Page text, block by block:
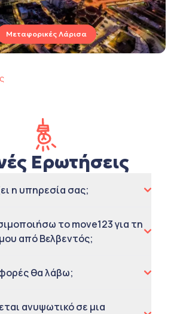
Μεταφορικές Λάρισα
Ερωτήσεις
η υπηρεσία σας;
το move123 για τη
από Βελβεντός;
θα λάβω;
ανυψωτικό σε μια